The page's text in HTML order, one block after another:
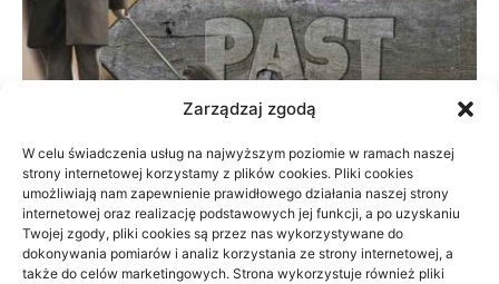
Zarządzaj zgodą
W celu świadczenia usług na najwyższym poziomie w ramach naszej
strony internetowej korzystamy z plików cookies. Pliki cookies
umożliwiają nam zapewnienie prawidłowego działania naszej strony
internetowej oraz realizację podstawowych jej funkcji, a po uzyskaniu
Twojej zgody, pliki cookies są przez nas wykorzystywane do
dokonywania pomiarów i analiz korzystania ze strony internetowej, a
także do celów marketingowych. Strona wykorzystuje również pliki
Prywatnie czy na NFZ: fizjoterapia przy
braku czasu
23/06/2026